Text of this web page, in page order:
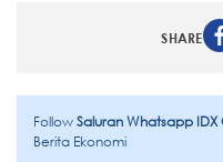
SHARE
FollowSaluran Whatsapp
Berita Ekonomi